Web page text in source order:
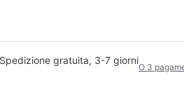
Spedizione gratuita, 3-7 giorni
O 3